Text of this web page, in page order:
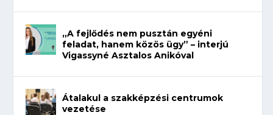
„A fejlődés nem pusztán egyéni
feladat, hanem közös ügy” – interjú
Vigassyné Asztalos Anikóval
Átalakul a szakképzési centrumok
vezetése